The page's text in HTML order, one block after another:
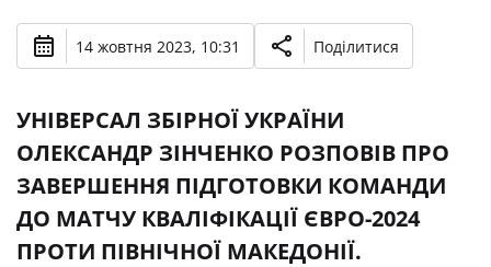
14 жовтня 2023, 10:31 Поділитися
УНІВЕРСАЛ ЗБІРНОЇ УКРАЇНИ
ОЛЕКСАНДР ЗІНЧЕНКО РОЗПОВІВ ПРО
ЗАВЕРШЕННЯ ПІДГОТОВКИ КОМАНДИ
ДО МАТЧУ КВАЛІФІКАЦІЇ ЄВРО-2024
ПРОТИ ПІВНІЧНОЇ МАКЕДОНІЇ.